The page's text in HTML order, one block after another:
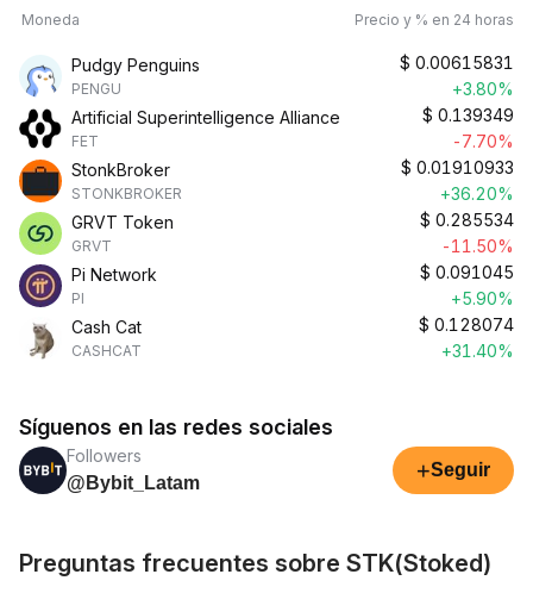
Moneda Precio y % en 24 horas
Pudgy Penguins
PENGU
$ 0.00615831
+3.80%
Artificial Superintelligence Alliance
FET
$ 0.139349
-7.70%
StonkBroker
STONKBROKER
$ 0.01910933
+36.20%
GRVT Token
GRVT
$ 0.285534
-11.50%
Pi Network
PI
$ 0.091045
+5.90%
Cash Cat
CASHCAT
$ 0.128074
+31.40%
Síguenos en las redes sociales
Followers
@Bybit_Latam
+Seguir
Preguntas frecuentes sobre STK(Stoked)